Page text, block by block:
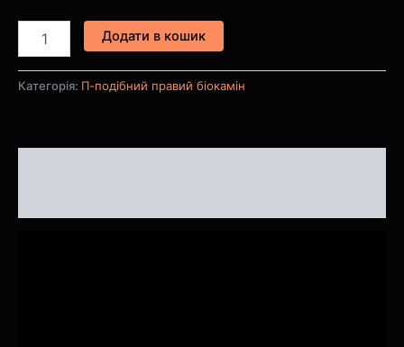
Додати в кошик
Категорія: П-подібний правий біокамін